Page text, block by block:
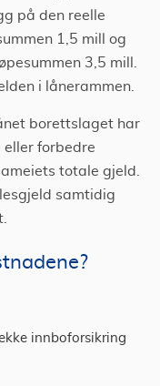
på den reelle
1,5 mill og
3,5 mill.
i lånerammen.
borettslaget har
forbedre
totale gjeld.
samtidig
innboforsikring